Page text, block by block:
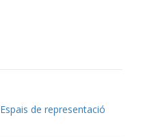
Espais de representació